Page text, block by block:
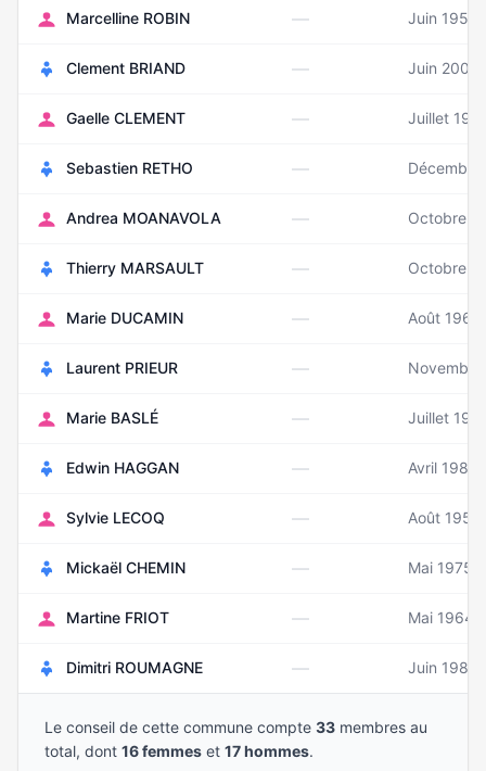
Marcelline ROBIN — Juin 1954
Clement BRIAND — Juin 2002
Gaelle CLEMENT — Juillet
Sebastien RETHO — Décembre
Andrea MOANAVOLA — Octobre
Thierry MARSAULT — Octobre
Marie DUCAMIN — Août 1967
Laurent PRIEUR —
Marie BASLÉ — Juillet
Edwin HAGGAN — Avril 1988
Sylvie LECOQ — Août 1956
Mickaël CHEMIN — Mai 1975
Martine FRIOT — Mai 1964
Dimitri ROUMAGNE — Juin 1980
Le conseil de cette commune compte 33 membres au
total, dont 16 femmes et 17 hommes.